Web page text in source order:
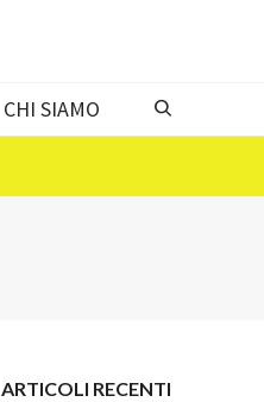
CHI SIAMO
ARTICOLI RECENTI